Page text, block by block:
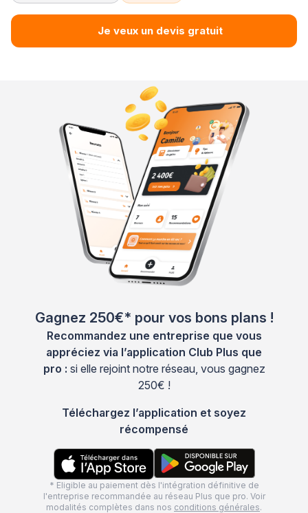
Je veux un devis gratuit
Gagnez 250€* pour vos bons plans !
Recommandez une entreprise que vous
appréciez via l’application Club Plus que
pro : si elle rejoint notre réseau, vous gagnez
250€ !
Téléchargez l’application et soyez
récompensé
* Eligible au paiement dès l'intégration définitive de
l'entreprise recommandée au réseau Plus que pro. Voir
modalités complètes dans nos conditions générales.